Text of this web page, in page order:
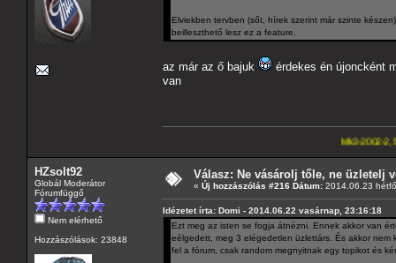
Elviekben tervben (sőt, hírek szerint már szinte
beilleszthető lesz ez a feature.
az már az ő bajuk
érdekes én újoncként
van
Mk3-2002-2,5-V6---A4-es
HZsolt92
Globál Moderátor
Fórumfüggő
Nem elérhető
Hozzászólások: 23848
Válasz: Ne vásárolj tőle, ne üzletelj
« Új hozzászólás #216 Dátum: 2014.06.23
Idézetet írta: Domi - 2014.06.22 vasárnap, 23:16:18
Ezt meg az isten se fogja átnézni. Ennek akkor van
eélgedett, meg 3 elégedetlen üzlettárs. És akkor
fel a fórum, csak random megnyitnak egy topikot és